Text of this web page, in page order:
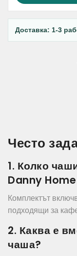
Доставка: 1-3
Често
1. Колко
Danny
Комплектът
подходящи за
2. Каква е
чаша?